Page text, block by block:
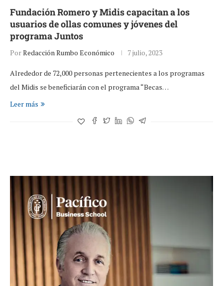
Fundación Romero y Midis capacitan a los
usuarios de ollas comunes y jóvenes del
programa Juntos
PorRedacción Rumbo Económico 7 julio, 2023
Alrededor de 72,000 personas pertenecientes a los programas
del Midis se beneficiarán con el programa “Becas…
Leer más